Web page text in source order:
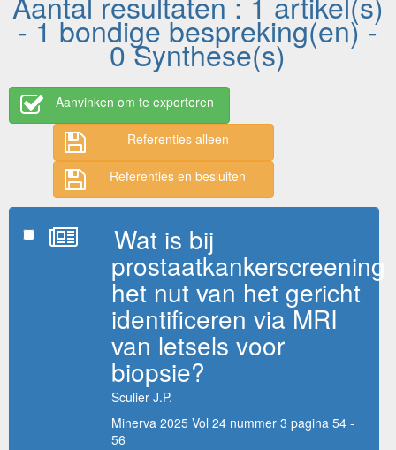
- 1 bondige bespreking(en) -
0 Synthese(s)
Aanvinken om te exporteren
Referenties alleen
Referenties en besluiten
Wat is bij
prostaatkankerscreening
het nut van het gericht
identificeren via MRI
van letsels voor
biopsie?
Sculier J.P.
Minerva 2025 Vol 24 nummer 3 pagina 54 -
56